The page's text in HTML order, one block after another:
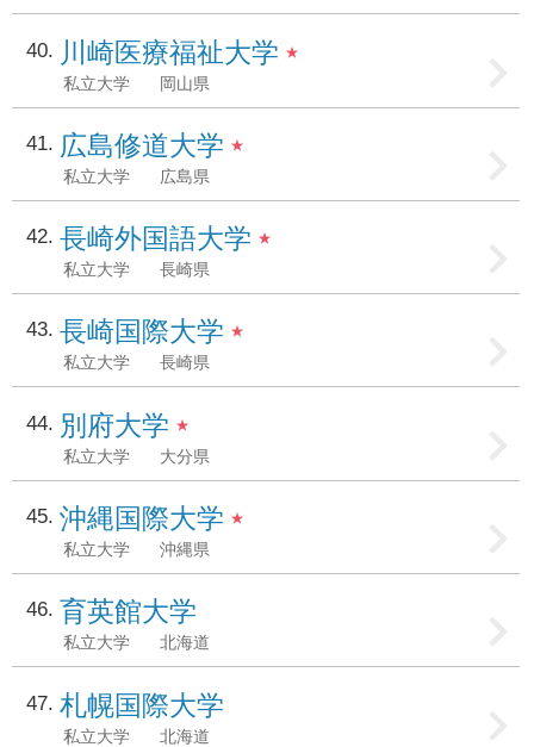
40 川崎医療福祉大学 ★
私立大学 岡山県
41 広島修道大学 ★
私立大学 広島県
42 長崎外国語大学 ★
私立大学 長崎県
43 長崎国際大学 ★
私立大学 長崎県
44 別府大学 ★
私立大学 大分県
45 沖縄国際大学 ★
私立大学 沖縄県
46 育英館大学
私立大学 北海道
47 札幌国際大学
私立大学 北海道